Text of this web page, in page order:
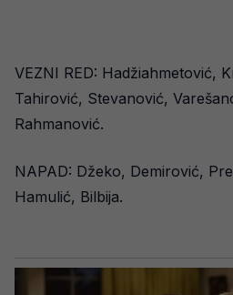
VEZNI RED: Hadžiahmetović,
Tahirović, Stevanović,
Rahmanović.
NAPAD: Džeko, Demirović,
Hamulić, Bilbija.